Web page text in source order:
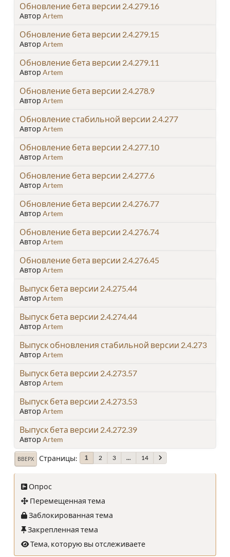
Обновление бета версии 2.4.279.16
Автор Artem
Обновление бета версии 2.4.279.15
Автор Artem
Обновление бета версии 2.4.279.11
Автор Artem
Обновление бета версии 2.4.278.9
Автор Artem
Обновление стабильной версии 2.4.277
Автор Artem
Обновление бета версии 2.4.277.10
Автор Artem
Обновление бета версии 2.4.277.6
Автор Artem
Обновление бета версии 2.4.276.77
Автор Artem
Обновление бета версии 2.4.276.74
Автор Artem
Обновление бета версии 2.4.276.45
Автор Artem
Выпуск бета версии 2.4.275.44
Автор Artem
Выпуск бета версии 2.4.274.44
Автор Artem
Выпуск обновления стабильной версии 2.4.273
Автор Artem
Выпуск бета версии 2.4.273.57
Автор Artem
Выпуск бета версии 2.4.273.53
Автор Artem
Выпуск бета версии 2.4.272.39
Автор Artem
ВВЕРХ Страницы 1 2 3 ... 14
Опрос
Перемещенная тема
Заблокированная тема
Закрепленная тема
Тема, которую вы отслеживаете